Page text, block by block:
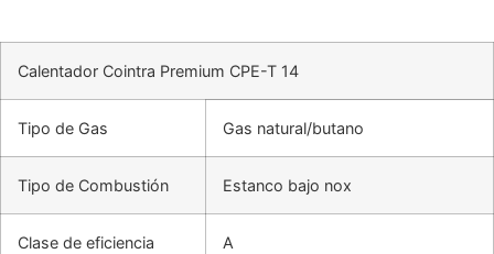
Calentador Cointra Premium CPE-T 14
Tipo de Gas Gas natural/butano
Tipo de Combustión Estanco bajo nox
Clase de eficiencia
A